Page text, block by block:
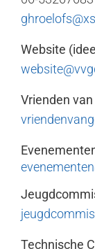
Website
Vrienden van
Technische